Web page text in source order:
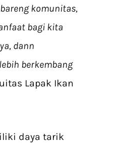
komunitas,
bagi kita
dann
berkembang
Lapak Ikan
daya tarik